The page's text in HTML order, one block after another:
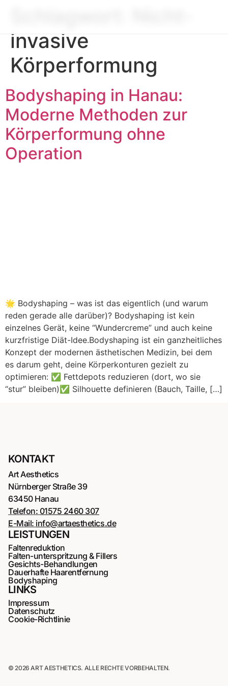
invasive
Körperformung
Bodyshaping in Hanau:
Moderne Methoden zur
Körperformung ohne
Operation
🌟 Bodyshaping – was ist das eigentlich (und warum
reden gerade alle darüber)? Bodyshaping ist kein
einzelnes Gerät, keine “Wundercreme” und auch keine
kurzfristige Diät-Idee.Bodyshaping ist ein ganzheitliches
Konzept der modernen ästhetischen Medizin, bei dem
es darum geht, deine Körperkonturen gezielt zu
optimieren: ✅ Fettdepots reduzieren (dort, wo sie
“stur” bleiben)✅ Silhouette definieren (Bauch, Taille, […]
KONTAKT
Art Aesthetics
Nürnberger Straße 39
63450 Hanau
Telefon: 01575 2460 307
E-Mail: info@artaesthetics.de
LEISTUNGEN
Faltenreduktion
Falten-unterspritzung & Fillers
Gesichts-Behandlungen
Dauerhafte Haarentfernung
Bodyshaping
LINKS
Impressum
Datenschutz
Cookie-Richtlinie
© 2026 ART AESTHETICS. ALLE RECHTE VORBEHALTEN.